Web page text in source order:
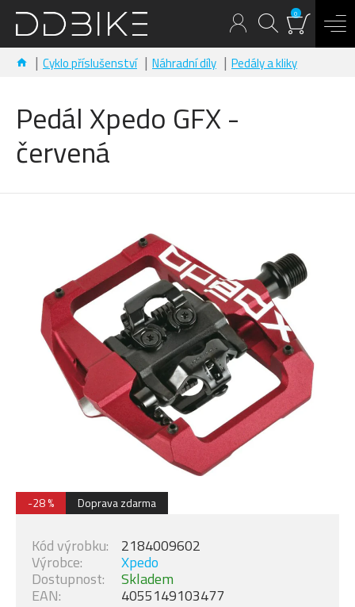
0
Cyklo příslušenství Náhradní díly Pedály a kliky
Pedál Xpedo GFX -
červená
Doprava zdarma
-28 %
Dostupnost: Skladem
Výrobce: Xpedo
Kód výrobku: 2184009602
EAN: 4055149103477